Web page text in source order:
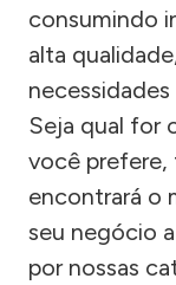
consumindo
alta
Seja qual for
você
encontrará o
seu negócio
por nossas